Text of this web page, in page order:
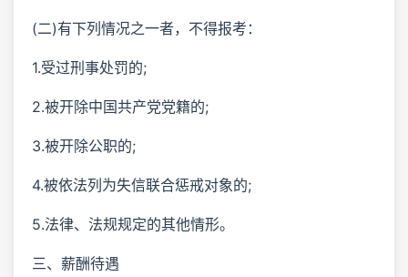
(二)有下列情况之一者，不得报考：
1.受过刑事处罚的;
2.被开除中国共产党党籍的;
3.被开除公职的;
4.被依法列为失信联合惩戒对象的;
5.法律、法规规定的其他情形。
三、薪酬待遇